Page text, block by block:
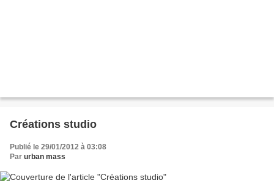
Créations studio
Publié le 29/01/2012 à 03:08
Par urban mass